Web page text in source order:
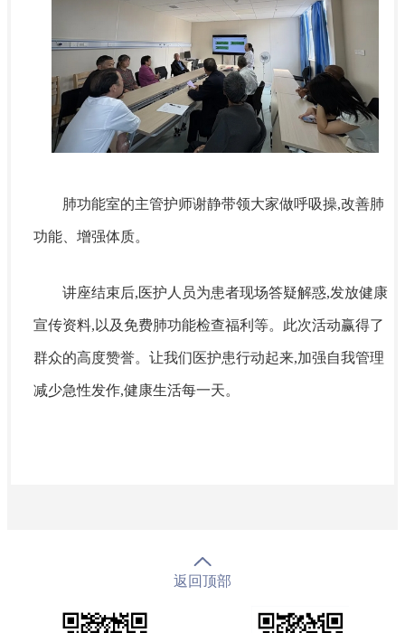
肺功能室的主管护师谢静带领大家做呼吸操,改善肺
功能、增强体质。
讲座结束后,医护人员为患者现场答疑解惑,发放健康
宣传资料,以及免费肺功能检查福利等。此次活动赢得了
群众的高度赞誉。让我们医护患行动起来,加强自我管理
减少急性发作,健康生活每一天。
返回顶部